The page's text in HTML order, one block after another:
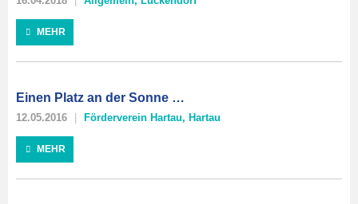
MEHR
Einen Platz an der Sonne …
12.05.2016 Förderverein Hartau, Hartau
MEHR